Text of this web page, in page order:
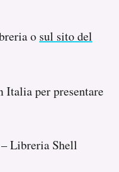
o sul sito del
Italia per presentare
Libreria Shell